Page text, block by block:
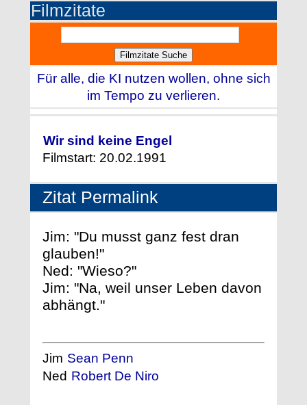
Filmzitate
Für alle, die KI nutzen wollen, ohne sich
im Tempo zu verlieren.
Wir sind keine Engel
Filmstart: 20.02.1991
Zitat Permalink
Jim: "Du musst ganz fest dran
glauben!"
Ned: "Wieso?"
Jim: "Na, weil unser Leben davon
abhängt."
Jim Sean Penn
Ned Robert De Niro